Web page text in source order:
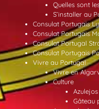
Quelles sont
S’installer au
Consulat Portugais
Consulat Portugais
Consulat Portugal
Consulat Portugais
Vivre au Portugal
Vivre en
Culture
Azulejos
Gâteau